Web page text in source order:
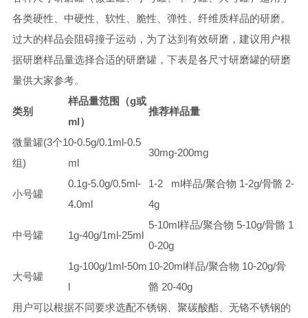
各类硬性、中硬性、软性、脆性、弹性、纤维质样品的研磨。
过大的样品会阻碍撞子运动，为了达到有效研磨，建议用户根
据研磨样品量选择合适的研磨罐，下表是各尺寸研磨罐的研磨
量供大家参考。
类别
样品量范围（g或
ml）
推荐样品量
微量罐(3个1
组)
0-0.5g/0.1ml-0.5
ml
30mg-200mg
小号罐
0.1g-5.0g/0.5ml-
4.0ml
1-2 ml样品/聚合物 1-2g/骨骼 2-
4g
中号罐 1g-40g/1ml-25ml
5-10ml样品/聚合物 5-10g/骨骼 1
0-20g
大号罐
1g-100g/1ml-50m
l
10-20ml样品/聚合物 10-20g/骨
骼 20-40g
用户可以根据不同要求选配不锈钢、聚碳酸酯、无铬不锈钢的